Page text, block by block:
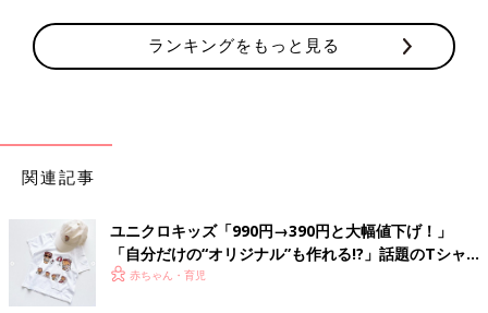
ランキングをもっと見る
関連記事
ユニクロキッズ「990円→390円と大幅値下げ！」
「自分だけの“オリジナル”も作れる!?」話題のTシャ
ツ4選赤ちゃん・育児